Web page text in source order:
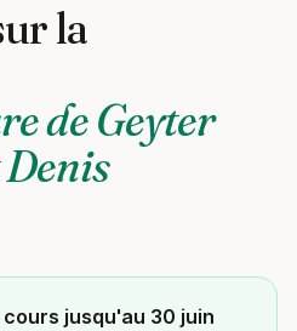
la
de Geyter
jusqu'au 30 juin